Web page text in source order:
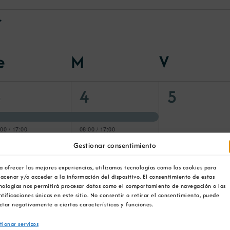
Gestionar consentimiento
ofrecer las mejores experiencias, utilizamos tecnologías como las cookies para
y/o acceder a la información del dispositivo. El consentimiento de estas
nos permitirá procesar datos como el comportamiento de navegación o las
únicas en este sitio. No consentir o retirar el consentimiento, puede
negativamente a ciertas características y funciones.
servizos
Mércores M VVenres
/ 17:00
procesos y
Inteligencia
aplicada a la
2
eventos,
4
08:00 / 17:00
Lorenzana,
0
5